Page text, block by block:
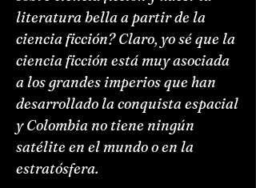
literatura bella a partir de la
ciencia ficción? Claro, yo sé que la
ciencia ficción está muy asociada
a los grandes imperios que han
desarrollado la conquista espacial
y Colombia no tiene ningún
satélite en el mundo o en la
estratósfera.